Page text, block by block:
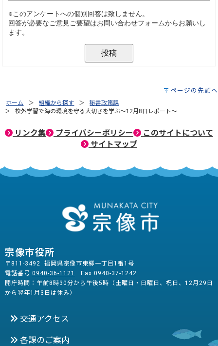
ページの先頭へ
ホーム 組織から探す
秘書政策課
校外学習で海の環境を守る大切さを学ぶ～12月8日レポート～
リンク集 プライバシーポリシー
このサイトについて
サイトマップ
宗像市役所
〒811-3492 福岡県宗像市東郷一丁目1番1号
電話番号:0940-36-1121
Fax:0940-37-1242
開庁時間：午前8時30分から午後5時（土曜日・日曜日、祝日、12月29日
から翌年1月3日は休み）
交通アクセス
各課のご案内